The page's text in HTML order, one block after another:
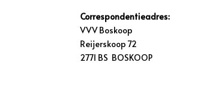
Correspondentieadres:
VVV Boskoop
Reijerskoop 72
2771 BS BOSKOOP